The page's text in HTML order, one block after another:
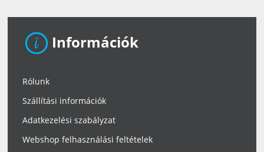
Információk
Rólunk
Szállítási információk
Adatkezelési szabályzat
Webshop felhasználási feltételek